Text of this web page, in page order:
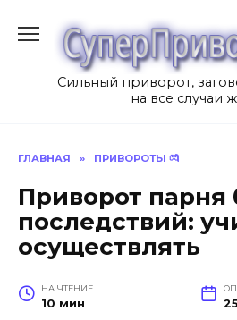
содержанию
Сильный приворот,
на все случаи
ГЛАВНАЯ » ПРИВОРОТЫ 💏
Приворот парня
последствий:
осуществлять
НА ЧТЕНИЕ
10 мин